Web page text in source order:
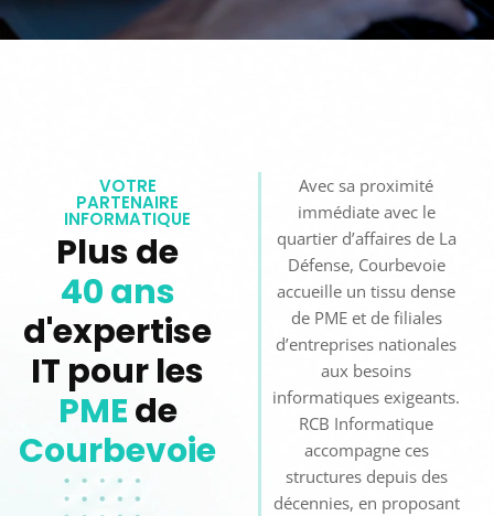
VOTRE
PARTENAIRE
INFORMATIQUE
Plus de
40 ans
d'expertise
IT pour les
PMEde
Courbevoie
Avec sa proximité
immédiate avec le
quartier d’affaires de La
Défense, Courbevoie
accueille un tissu dense
de PME et de filiales
d’entreprises nationales
aux besoins
informatiques exigeants.
RCB Informatique
accompagne ces
structures depuis des
décennies, en proposant